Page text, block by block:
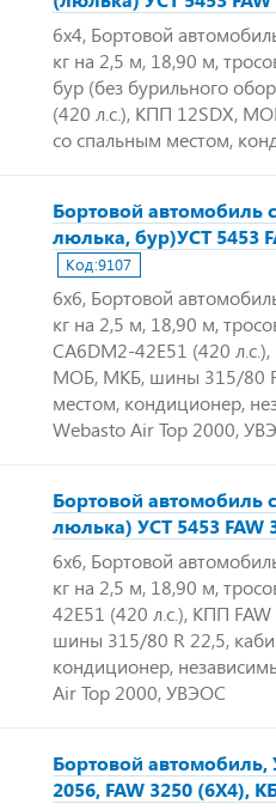
6х4, Бортовой
кг на 2,5 м, 18,90 м,
бур (без бурильного
(420 л.с.), КПП 12SDX,
со спальным местом,
Бортовой автомобиль
люлька, бур)УСТ 5453
Код:9107
6х6, Бортовой
кг на 2,5 м, 18,90 м,
CA6DM2-42E51 (420
МОБ, МКБ, шины 315/80
местом, кондиционер,
Webasto Air Top 2000,
Бортовой автомобиль
люлька) УСТ 5453 FAW
6х6, Бортовой
кг на 2,5 м, 18,90 м,
42E51 (420 л.с.), КПП
шины 315/80 R 22,5,
кондиционер,
Air Top 2000, УВЭОС
Бортовой автомобиль,
2056, FAW 3250 (6Х4),